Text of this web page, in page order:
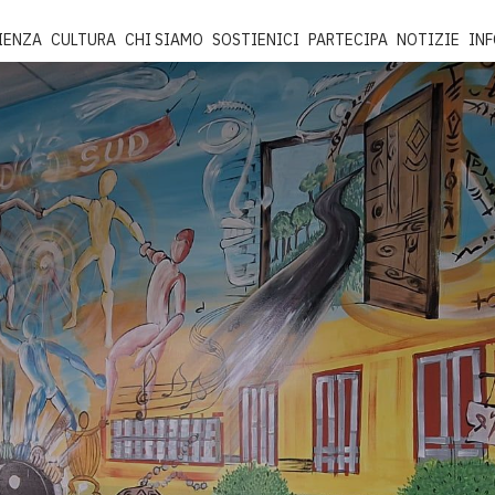
CULTURA CHI SIAMO SOSTIENICI PARTECIPA NOTIZIE